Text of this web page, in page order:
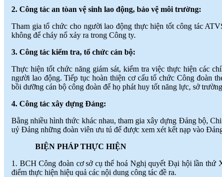
2. Công tác an tòan vệ sinh lao động, bảo vệ môi trường:
Tham gia tổ chức cho người lao động thực hiện tốt công tác
không để cháy nổ xảy ra trong Công ty.
3. Công tác kiểm tra, tổ chức cán bộ:
Thực hiện tốt chức năng giám sát, kiểm tra việc thực hiện các
người lao động. Tiếp tục hoàn thiện cơ cấu tổ chức Công đoàn
bồi dưỡng cán bộ công đoàn để họ phát huy tốt năng lực, sở
4. Công tác xây dựng Đảng:
Bằng nhiều hình thức khác nhau, tham gia xây dựng Đảng bộ,
uỷ Đảng những đoàn viên ưu tú để được xem xét kết nạp vào
BIỆN PHÁP THỰC HIỆN
1. BCH Công đoàn cơ sở cụ thể hoá Nghị quyết Đại hội lần thứ
điểm thực hiện hiệu quả các nội dung công tác đề ra.